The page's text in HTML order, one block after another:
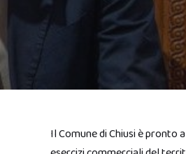
Il Comune di Chiusi è pronto